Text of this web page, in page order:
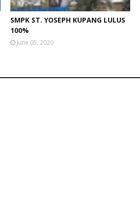
SMPK ST. YOSEPH KUPANG LULUS
100%
June 05, 2020